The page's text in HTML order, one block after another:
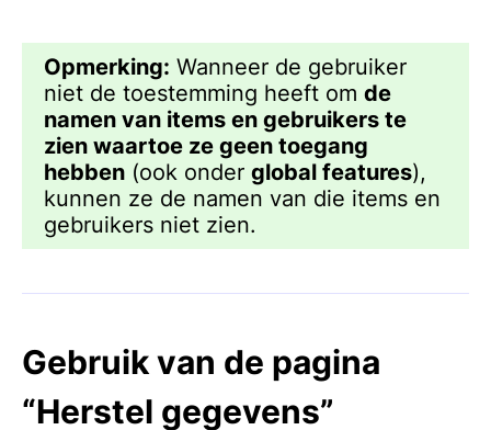
Opmerking: Wanneer de gebruiker
niet de toestemming heeft om de
namen van items en gebruikers te
zien waartoe ze geen toegang
hebben (ook onder global features),
kunnen ze de namen van die items en
gebruikers niet zien.
Gebruik van de pagina
“Herstel gegevens”